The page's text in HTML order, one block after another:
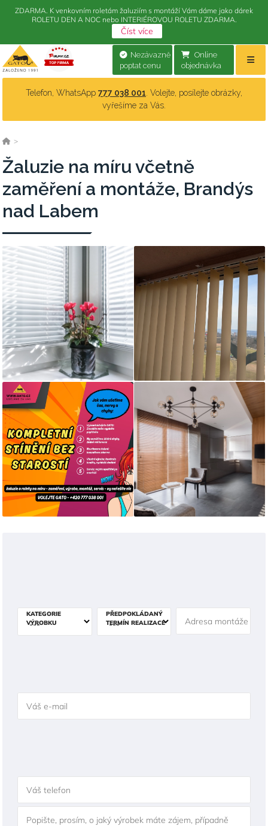
Online
objednávka
Nezávazně
poptat cenu
Telefon, WhatsApp 777 038 001 . Volejte, posílejte obrázky,
vyřešíme za Vás.
>
Žaluzie na míru včetně
zaměření a montáže, Brandýs
nad Labem
KATEGORIE
VÝROBKU
PŘEDPOKLÁDANÝ
TERMÍN REALIZACE
Adresa montáže
Váš e-mail
Váš telefon
Popište, prosím, o jaký výrobek máte zájem, případně
ZDARMA. K venkovním roletám žaluziím s montáží Vám dáme jako dárek
ROLETU DEN A NOC nebo INTERIÉROVOU ROLETU ZDARMA.
Číst více